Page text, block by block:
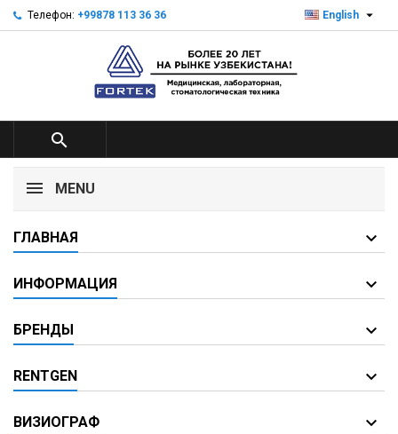
Телефон: +99878 113 36 36 English 

MENU
ГЛАВНАЯ
ИНФОРМАЦИЯ
БРЕНДЫ
RENTGEN
ВИЗИОГРАФ